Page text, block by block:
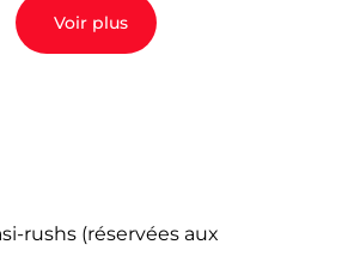
Voir plus
rushs (réservées aux